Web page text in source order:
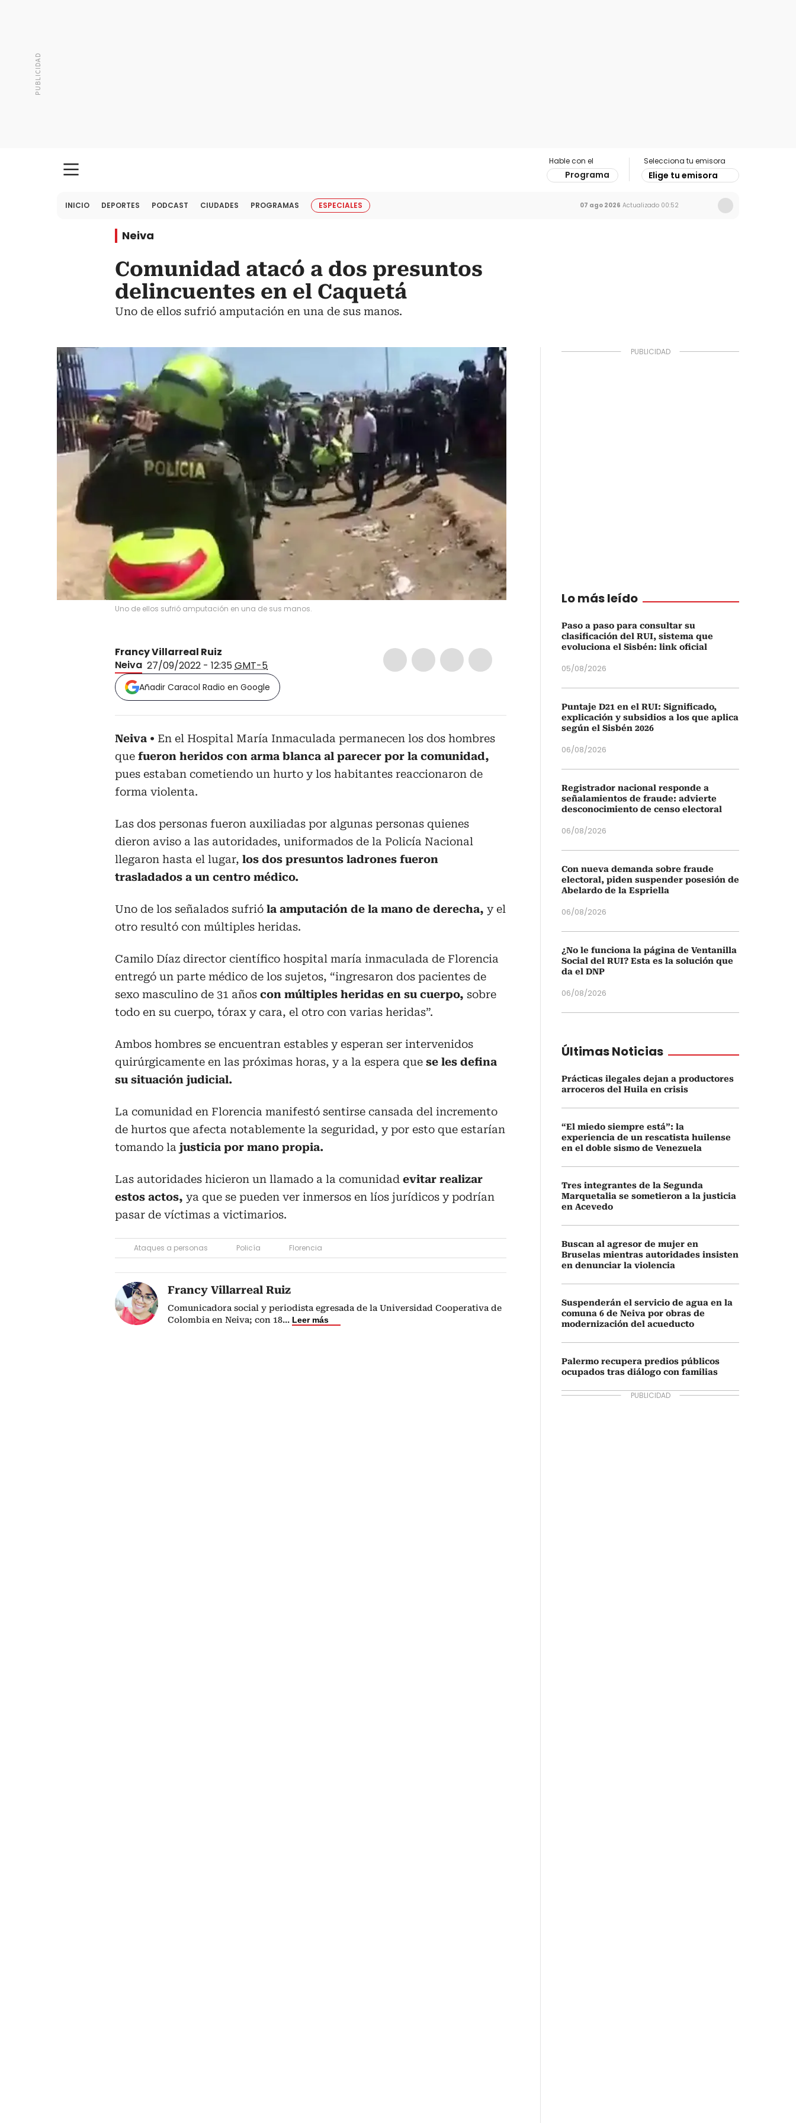
Hable con el
Programa
Selecciona tu emisora
Elige tu emisora
INICIO DEPORTES PODCAST CIUDADES PROGRAMAS ESPECIALES 07 ago 2026 Actualizado 00:52
Neiva
Comunidad atacó a dos presuntos
delincuentes en el Caquetá
Uno de ellos sufrió amputación en una de sus manos.
Uno de ellos sufrió amputación en una de sus manos.
Francy Villarreal Ruiz
Neiva 27/09/2022 - 12:35GMT-5
Añadir Caracol Radio en Google
Neiva
En el Hospital María Inmaculada permanecen los dos hombres
que fueron heridos con arma blanca al parecer por la comunidad,
pues estaban cometiendo un hurto y los habitantes reaccionaron de
forma violenta.
Las dos personas fueron auxiliadas por algunas personas quienes
dieron aviso a las autoridades, uniformados de la Policía Nacional
llegaron hasta el lugar, los dos presuntos ladrones fueron
trasladados a un centro médico.
Uno de los señalados sufrió la amputación de la mano de derecha, y el
otro resultó con múltiples heridas.
Camilo Díaz director científico hospital maría inmaculada de Florencia
entregó un parte médico de los sujetos, “ingresaron dos pacientes de
sexo masculino de 31 años con múltiples heridas en su cuerpo, sobre
todo en su cuerpo, tórax y cara, el otro con varias heridas”.
Ambos hombres se encuentran estables y esperan ser intervenidos
quirúrgicamente en las próximas horas, y a la espera que se les defina
su situación judicial.
La comunidad en Florencia manifestó sentirse cansada del incremento
de hurtos que afecta notablemente la seguridad, y por esto que estarían
tomando la justicia por mano propia.
Las autoridades hicieron un llamado a la comunidad evitar realizar
estos actos, ya que se pueden ver inmersos en líos jurídicos y podrían
pasar de víctimas a victimarios.
Ataques a personas Policía Florencia
Francy Villarreal Ruiz
Comunicadora social y periodista egresada de la Universidad Cooperativa de
Colombia en Neiva; con 18... Leer más
Lo más leído
Paso a paso para consultar su
clasificación del RUI, sistema que
evoluciona el Sisbén: link oficial
05/08/2026
Puntaje D21 en el RUI: Significado,
explicación y subsidios a los que aplica
según el Sisbén 2026
06/08/2026
Registrador nacional responde a
señalamientos de fraude: advierte
desconocimiento de censo electoral
06/08/2026
Con nueva demanda sobre fraude
electoral, piden suspender posesión de
Abelardo de la Espriella
06/08/2026
¿No le funciona la página de Ventanilla
Social del RUI? Esta es la solución que
da el DNP
06/08/2026
Últimas Noticias
Prácticas ilegales dejan a productores
arroceros del Huila en crisis
“El miedo siempre está”: la
experiencia de un rescatista huilense
en el doble sismo de Venezuela
Tres integrantes de la Segunda
Marquetalia se sometieron a la justicia
en Acevedo
Buscan al agresor de mujer en
Bruselas mientras autoridades insisten
en denunciar la violencia
Suspenderán el servicio de agua en la
comuna 6 de Neiva por obras de
modernización del acueducto
Palermo recupera predios públicos
ocupados tras diálogo con familias